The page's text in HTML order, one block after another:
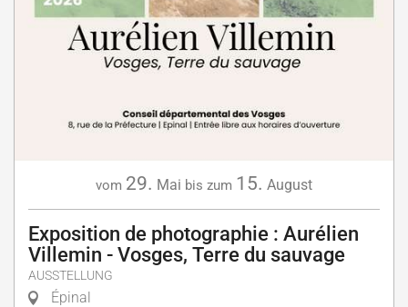
vom 29. Mai bis zum 15. August
Exposition de photographie : Aurélien
Villemin - Vosges, Terre du sauvage
AUSSTELLUNG
Épinal